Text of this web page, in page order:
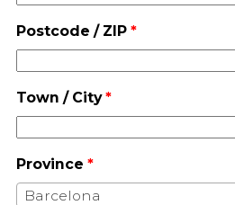
Postcode / ZIP *
Town / City *
Province *
Barcelona